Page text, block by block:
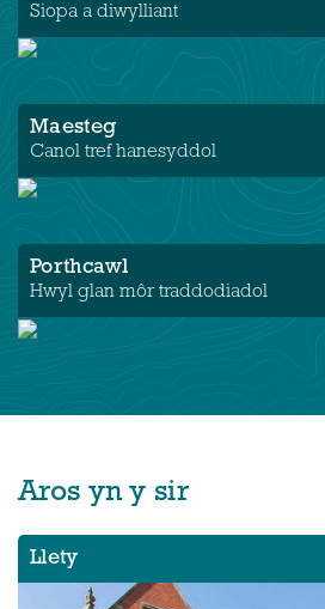
Siopa a diwylliant
Maesteg
Canol tref hanesyddol
Porthcawl
Hwyl glan môr traddodiadol
Aros yn y sir
Llety